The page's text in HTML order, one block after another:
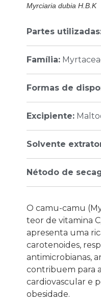
Myrciaria dubia H.B.K
Partes
Família:
Formas de
Excipiente:
Solvente
Nétodo de
O camu-camu
teor de vitamina
apresenta uma
carotenoides,
antimicrobianas,
contribuem para
cardiovascular e
obesidade.